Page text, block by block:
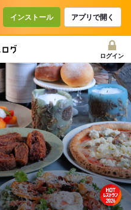
インストール アプリで開く
ログイン